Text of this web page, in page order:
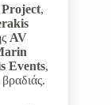
,
AV
Events,